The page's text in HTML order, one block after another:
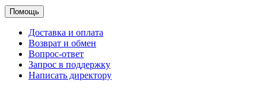
Помощь
Доставка и оплата
Возврат и обмен
Вопрос-ответ
Запрос в поддержку
Написать директору